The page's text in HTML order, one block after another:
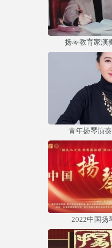
扬琴教育家演
青年扬琴演
2022中国扬